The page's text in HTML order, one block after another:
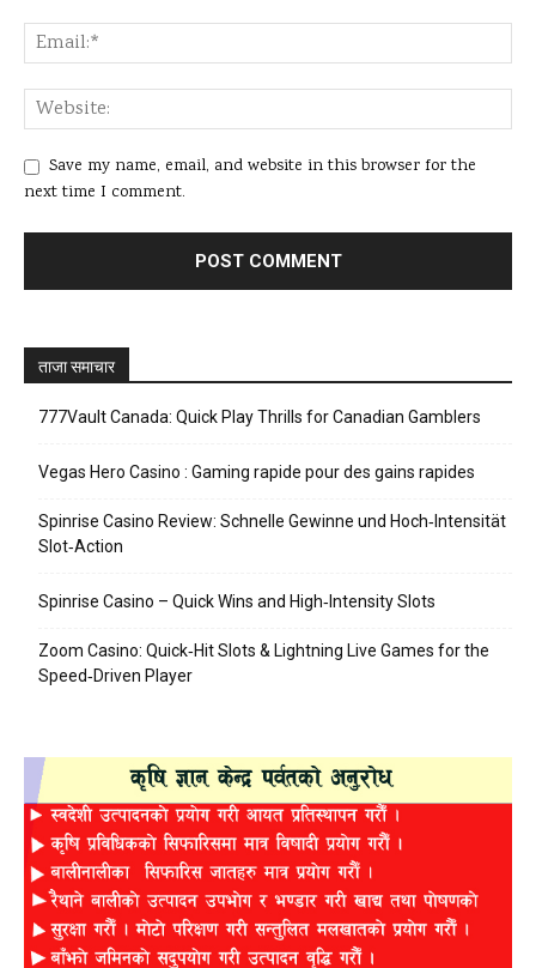
Save my name, email, and website in this browser for the
next time I comment.
ताजा समाचार
777Vault Canada: Quick Play Thrills for Canadian Gamblers
Vegas Hero Casino : Gaming rapide pour des gains rapides
Spinrise Casino Review: Schnelle Gewinne und Hoch‑Intensität
Slot‑Action
Spinrise Casino – Quick Wins and High‑Intensity Slots
Zoom Casino: Quick‑Hit Slots & Lightning Live Games for the
Speed‑Driven Player